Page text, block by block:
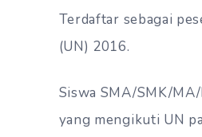
Terdaftar sebagai
(UN) 2016.
Siswa SMA/SMK/
yang mengikuti UN